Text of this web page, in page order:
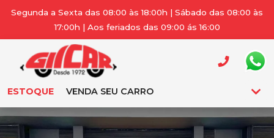
Segunda a Sexta das 08:00 às 18:00h | Sábado das 08:00 às
17:00h | Aos feriados das 09:00 ás 16:00
ESTOQUE VENDA SEU CARRO